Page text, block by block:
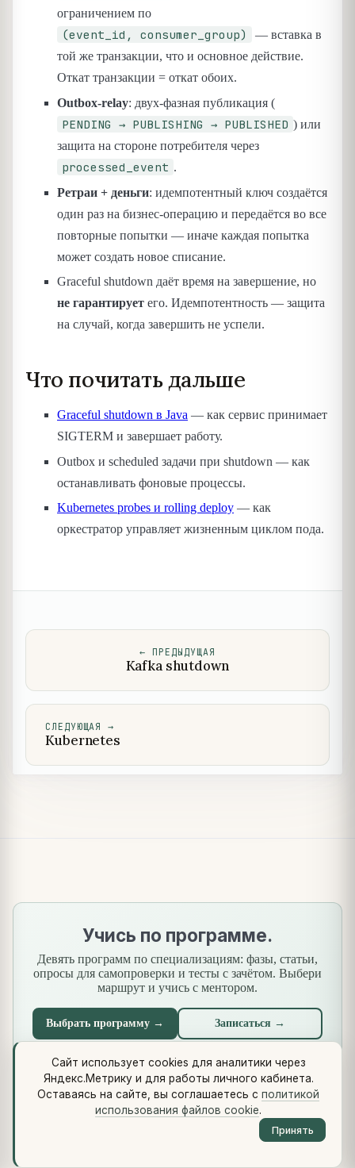
ограничением по
(event_id, consumer_group)
— вставка в
той же транзакции, что и основное действие.
Откат транзакции = откат обоих.
Outbox-relay: двух-фазная публикация (
PENDING → PUBLISHING → PUBLISHED ) или
защита на стороне потребителя через
processed_event .
Ретраи + деньги: идемпотентный ключ создаётся
один раз на бизнес-операцию и передаётся во все
повторные попытки — иначе каждая попытка
может создать новое списание.
Graceful shutdown даёт время на завершение, но
не гарантирует его. Идемпотентность — защита
на случай, когда завершить не успели.
Что почитать дальше
Graceful shutdown в Java — как сервис принимает
SIGTERM и завершает работу.
Outbox и scheduled задачи при shutdown — как
останавливать фоновые процессы.
Kubernetes probes и rolling deploy — как
оркестратор управляет жизненным циклом пода.
← ПРЕДЫДУЩАЯ
Kafka shutdown
СЛЕДУЮЩАЯ →
Kubernetes
Учись по программе.
Девять программ по специализациям: фазы, статьи,
опросы для самопроверки и тесты с зачётом. Выбери
маршрут и учись с ментором.
Выбрать программу → Записаться →
Что нового Стандарты Сквозной кейс
Методология (Use Case Pattern)
Telegram
Политика cookie
Сайт использует cookies для аналитики через
Яндекс.Метрику и для работы личного кабинета.
Оставаясь на сайте, вы соглашаетесь с политикой
использования файлов cookie.
Принять